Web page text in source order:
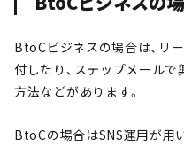
BtoCビジネスの場合は、リ
付したり、ステップメール
方法などがあります。
BtoCの場合はSNS運用が用